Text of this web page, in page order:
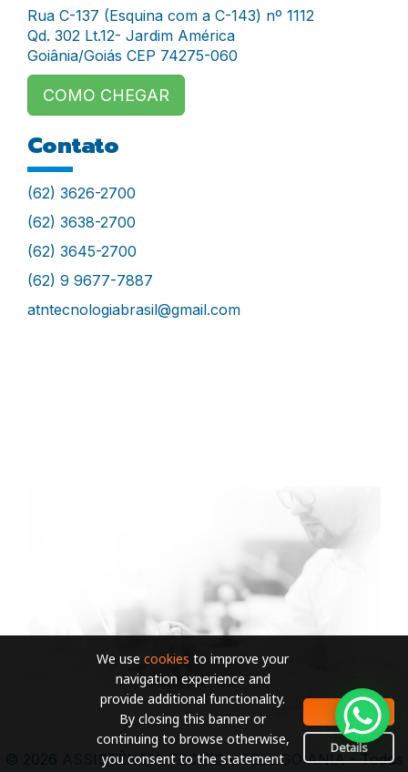
We use cookies to improve your
navigation experience and
provide additional functionality.
By closing this banner or
continuing to browse otherwise,
you consent to the statement
OK
Details
Rua C-137 (Esquina com a C-143) nº 1112
Qd. 302 Lt.12- Jardim América
Goiânia/Goiás CEP 74275-060
COMO CHEGAR
Contato
(62) 3626-2700
(62) 3638-2700
(62) 3645-2700
(62) 9 9677-7887
atntecnologiabrasil@gmail.com
© 2026 ASSISTÊNCIA TECNICA DELL GOIANIA- Todos